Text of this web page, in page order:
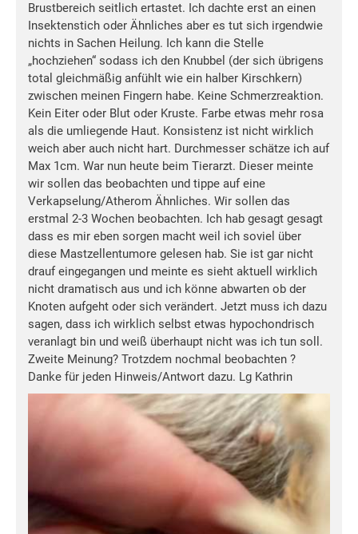
Brustbereich seitlich ertastet. Ich dachte erst an einen
Insektenstich oder Ähnliches aber es tut sich irgendwie
nichts in Sachen Heilung. Ich kann die Stelle
„hochziehen“ sodass ich den Knubbel (der sich übrigens
total gleichmäßig anfühlt wie ein halber Kirschkern)
zwischen meinen Fingern habe. Keine Schmerzreaktion.
Kein Eiter oder Blut oder Kruste. Farbe etwas mehr rosa
als die umliegende Haut. Konsistenz ist nicht wirklich
weich aber auch nicht hart. Durchmesser schätze ich auf
Max 1cm. War nun heute beim Tierarzt. Dieser meinte
wir sollen das beobachten und tippe auf eine
Verkapselung/Atherom Ähnliches. Wir sollen das
erstmal 2-3 Wochen beobachten. Ich hab gesagt gesagt
dass es mir eben sorgen macht weil ich soviel über
diese Mastzellentumore gelesen hab. Sie ist gar nicht
drauf eingegangen und meinte es sieht aktuell wirklich
nicht dramatisch aus und ich könne abwarten ob der
Knoten aufgeht oder sich verändert. Jetzt muss ich dazu
sagen, dass ich wirklich selbst etwas hypochondrisch
veranlagt bin und weiß überhaupt nicht was ich tun soll.
Zweite Meinung? Trotzdem nochmal beobachten ?
Danke für jeden Hinweis/Antwort dazu. Lg Kathrin